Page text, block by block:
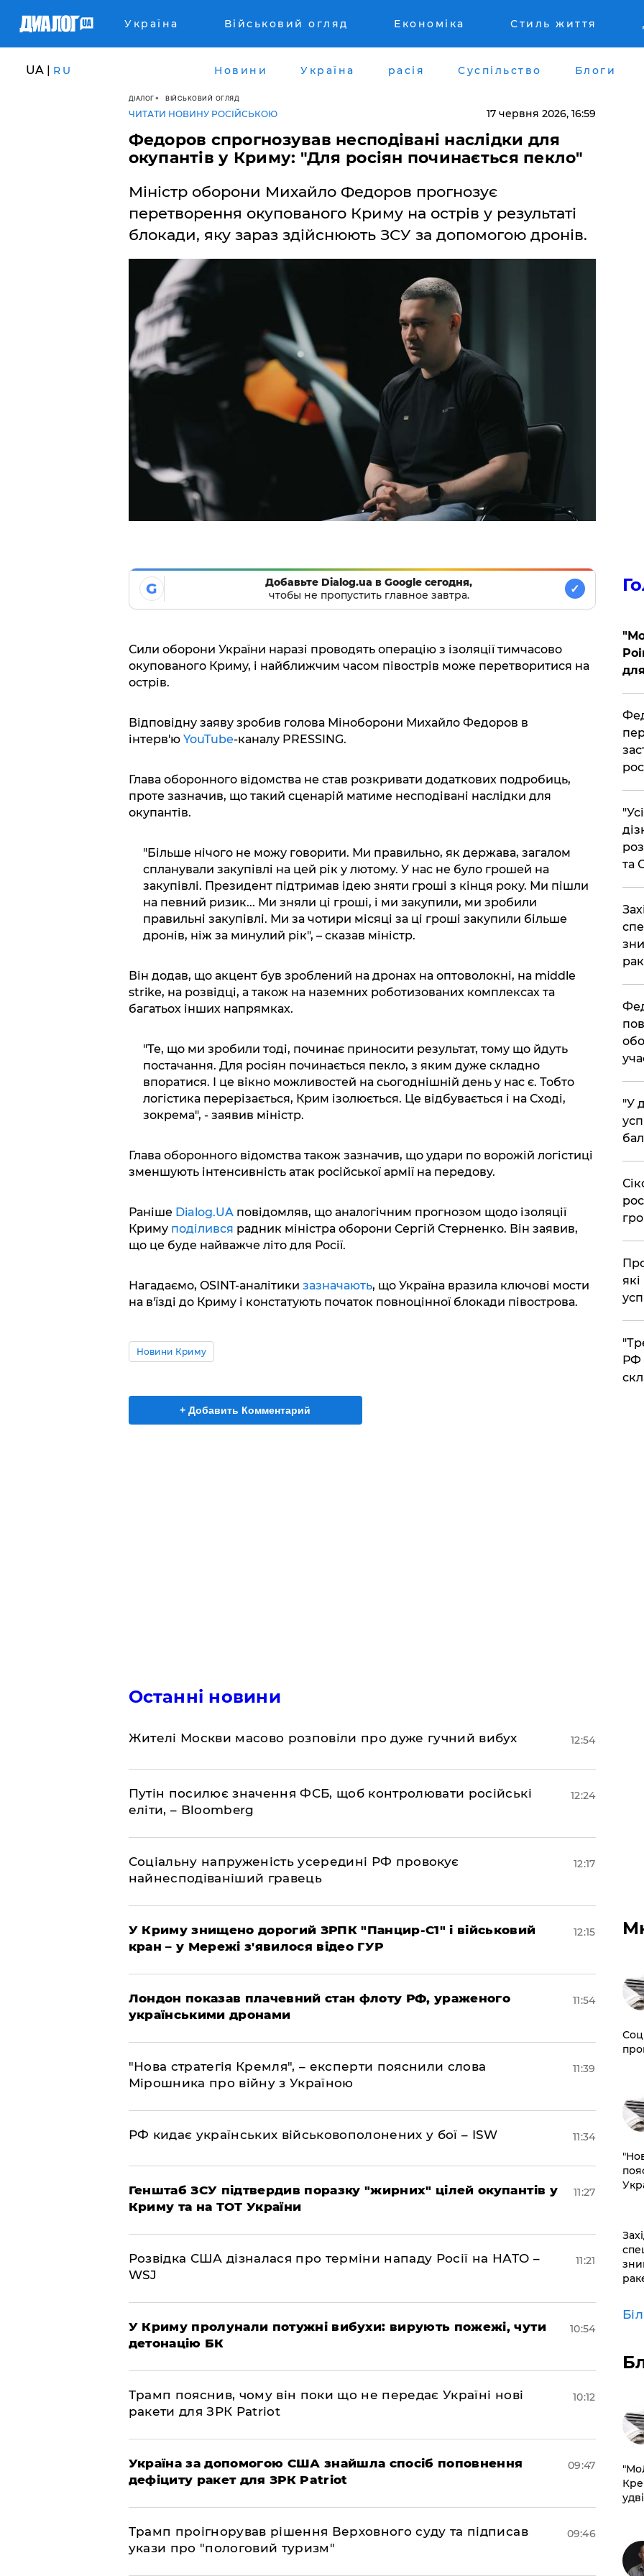
Україна Військовий огляд Економіка Стиль життя
UA | RU Новини Україна расія Суспільство Блоги
ДІАЛОГ ВІЙСЬКОВИЙ ОГЛЯД
ЧИТАТИ НОВИНУ РОСІЙСЬКОЮ 17 червня 2026, 16:59
​Федоров спрогнозував несподівані наслідки для
окупантів у Криму: "Для росіян починається пекло"
Міністр оборони Михайло Федоров прогнозує
перетворення окупованого Криму на острів у результаті
блокади, яку зараз здійснюють ЗСУ за допомогою дронів.
G
Добавьте Dialog.ua в Google сегодня,
чтобы не пропустить главное завтра.
✓
Сили оборони України наразі проводять операцію з ізоляції тимчасово
окупованого Криму, і найближчим часом півострів може перетворитися на
острів.
Відповідну заяву зробив голова Міноборони Михайло Федоров в
інтерв'ю YouTube-каналу PRESSING.
Глава оборонного відомства не став розкривати додаткових подробиць,
проте зазначив, що такий сценарій матиме несподівані наслідки для
окупантів.
"Більше нічого не можу говорити. Ми правильно, як держава, загалом
спланували закупівлі на цей рік у лютому. У нас не було грошей на
закупівлі. Президент підтримав ідею зняти гроші з кінця року. Ми пішли
на певний ризик... Ми зняли ці гроші, і ми закупили, ми зробили
правильні закупівлі. Ми за чотири місяці за ці гроші закупили більше
дронів, ніж за минулий рік", – сказав міністр.
Він додав, що акцент був зроблений на дронах на оптоволокні, на middle
strike, на розвідці, а також на наземних роботизованих комплексах та
багатьох інших напрямках.
"Те, що ми зробили тоді, починає приносити результат, тому що йдуть
постачання. Для росіян починається пекло, з яким дуже складно
впоратися. І це вікно можливостей на сьогоднішній день у нас є. Тобто
логістика перерізається, Крим ізолюється. Це відбувається і на Сході,
зокрема", - заявив міністр.
Глава оборонного відомства також зазначив, що удари по ворожій логістиці
зменшують інтенсивність атак російської армії на передову.
Раніше Dialog.UAповідомляв, що аналогічним прогнозом щодо ізоляції
Криму поділився радник міністра оборони Сергій Стерненко. Він заявив,
що це буде найважче літо для Росії.
Нагадаємо, OSINT-аналітики зазначають, що Україна вразила ключові мости
на в'їзді до Криму і констатують початок повноцінної блокади півострова.
Новини Криму
+ Добавить Комментарий
Останні новини
Жителі Москви масово розповіли про дуже гучний вибух 12:54
Путін посилює значення ФСБ, щоб контролювати російські
еліти, – Bloomberg
12:24
Соціальну напруженість усередині РФ провокує
найнесподіваніший гравець
12:17
У Криму знищено дорогий ЗРПК "Панцир-С1" і військовий
кран – у Мережі з'явилося відео ГУР
12:15
Лондон показав плачевний стан флоту РФ, ураженого
українськими дронами
11:54
"Нова стратегія Кремля", – експерти пояснили слова
Мірошника про війну з Україною
11:39
РФ кидає українських військовополонених у бої – ISW 11:34
Генштаб ЗСУ підтвердив поразку "жирних" цілей окупантів у
Криму та на ТОТ України
11:27
Розвідка США дізналася про терміни нападу Росії на НАТО –
WSJ
11:21
У Криму пролунали потужні вибухи: вирують пожежі, чути
детонацію БК
10:54
Трамп пояснив, чому він поки що не передає Україні нові
ракети для ЗРК Patriot
10:12
Україна за допомогою США знайшла спосіб поповнення
дефіциту ракет для ЗРК Patriot
09:47
Трамп проігнорував рішення Верховного суду та підписав
укази про "пологовий туризм"
09:46
та
​"У
РФ